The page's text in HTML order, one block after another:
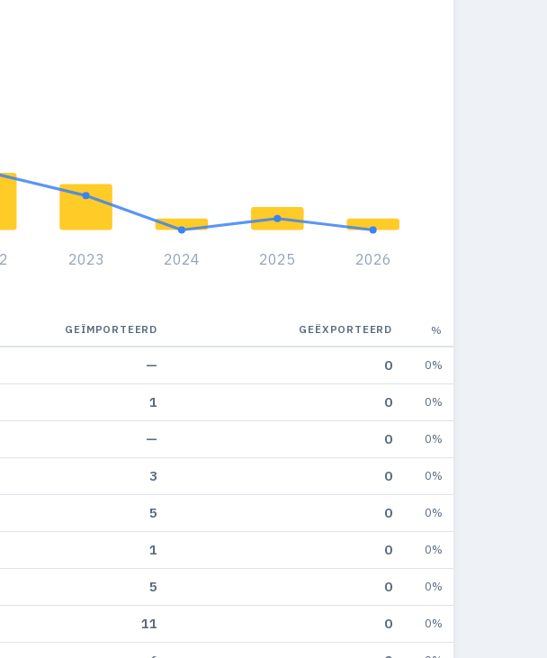
2023 2024 2025 2026
GEÏMPORTEERD GEËXPORTEERD %
— 0 0%
1 0 0%
— 0 0%
3 0 0%
5 0 0%
1 0 0%
5 0 0%
11 0 0%